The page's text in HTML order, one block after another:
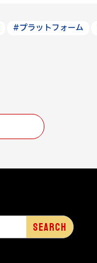
#プラットフォーム